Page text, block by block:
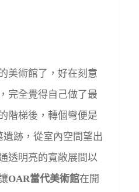
美術館了，好在刻意
完全覺得自己做了最
階梯後，轉個彎便是
跡，從室內空間望出
透明亮的寬敞展間以
OAR當代美術館在開